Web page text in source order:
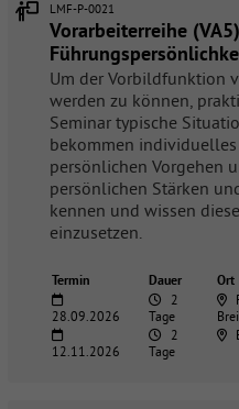
LMF-P-0021
Vorarbeiterreihe
Um der Vorbildfunktion
werden zu können,
Seminar typische
bekommen
persönlichen Vorgehen
persönlichen Stärken
kennen und wissen
einzusetzen.
Termin Dauer Ort
28.09.2026
2
Tage
12.11.2026
2
Tage